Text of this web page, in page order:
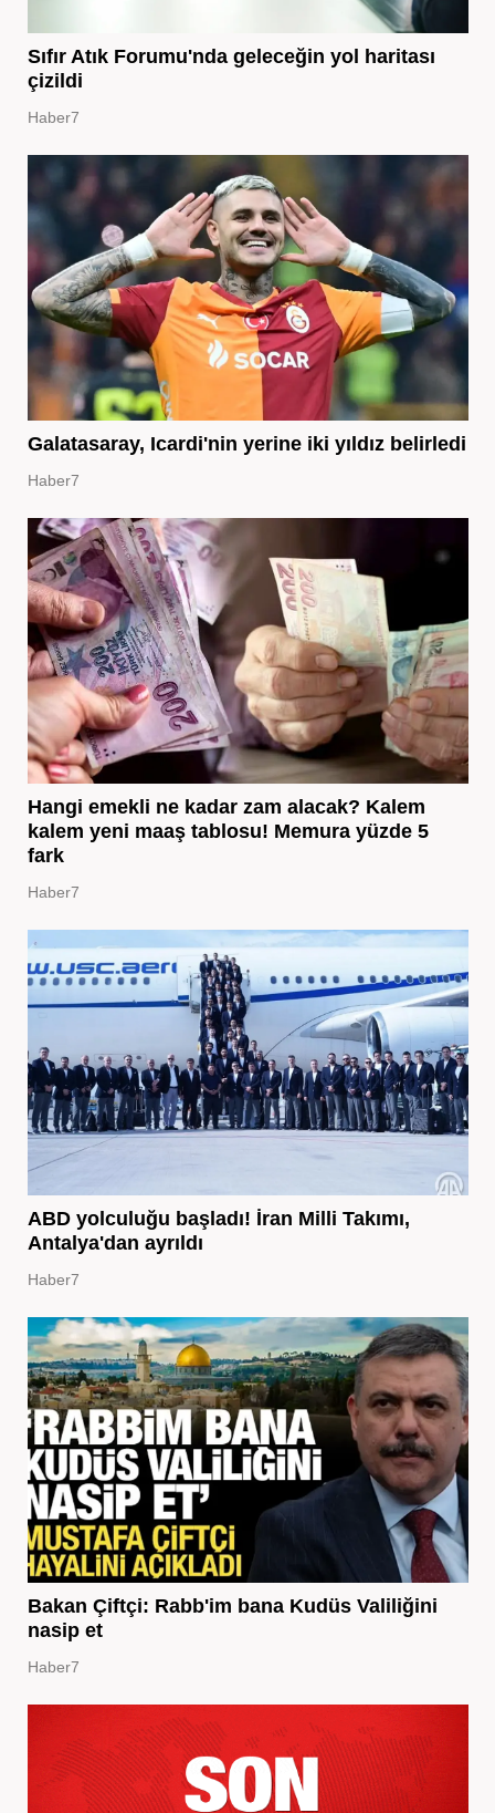
Sıfır Atık Forumu'nda geleceğin yol haritası
çizildi
Haber7
Galatasaray, Icardi'nin yerine iki yıldız belirledi
Haber7
Hangi emekli ne kadar zam alacak? Kalem
kalem yeni maaş tablosu! Memura yüzde 5
fark
Haber7
ABD yolculuğu başladı! İran Milli Takımı,
Antalya'dan ayrıldı
Haber7
Bakan Çiftçi: Rabb'im bana Kudüs Valiliğini
nasip et
Haber7